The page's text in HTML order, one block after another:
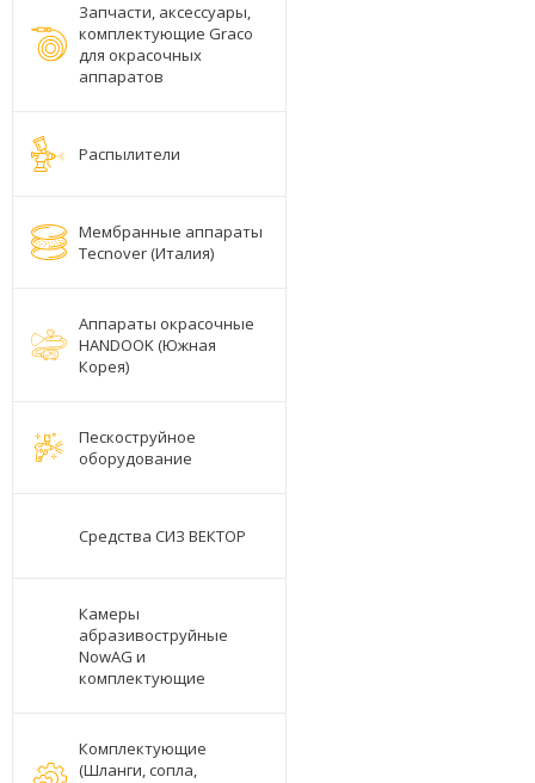
Запчасти, аксессуары,
комплектующие Graco
для окрасочных
аппаратов
Распылители
Мембранные аппараты
Tecnover (Италия)
Аппараты окрасочные
HANDOOK (Южная
Корея)
Пескоструйное
оборудование
Средства СИЗ ВЕКТОР
Камеры
абразивоструйные
NowAG и
комплектующие
Комплектующие
(Шланги, сопла,